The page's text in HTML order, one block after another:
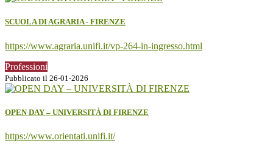
SCUOLA DI AGRARIA - FIRENZE
https://www.agraria.unifi.it/vp-264-in-ingresso.html
Professioni
Pubblicato il 26-01-2026
OPEN DAY – UNIVERSITÀ DI FIRENZE
https://www.orientati.unifi.it/